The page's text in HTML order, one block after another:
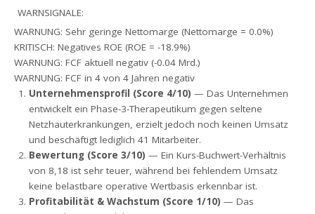
WARNSIGNALE:
WARNUNG: Sehr geringe Nettomarge (Nettomarge = 0.0%)
KRITISCH: Negatives ROE (ROE = -18.9%)
WARNUNG: FCF aktuell negativ (-0.04 Mrd.)
WARNUNG: FCF in 4 von 4 Jahren negativ
Unternehmensprofil (Score 4/10) — Das Unternehmen
entwickelt ein Phase-3-Therapeutikum gegen seltene
Netzhauterkrankungen, erzielt jedoch noch keinen Umsatz
und beschäftigt lediglich 41 Mitarbeiter.
Bewertung (Score 3/10) — Ein Kurs-Buchwert-Verhältnis
von 8,18 ist sehr teuer, während bei fehlendem Umsatz
keine belastbare operative Wertbasis erkennbar ist.
Profitabilität & Wachstum (Score 1/10) — Das